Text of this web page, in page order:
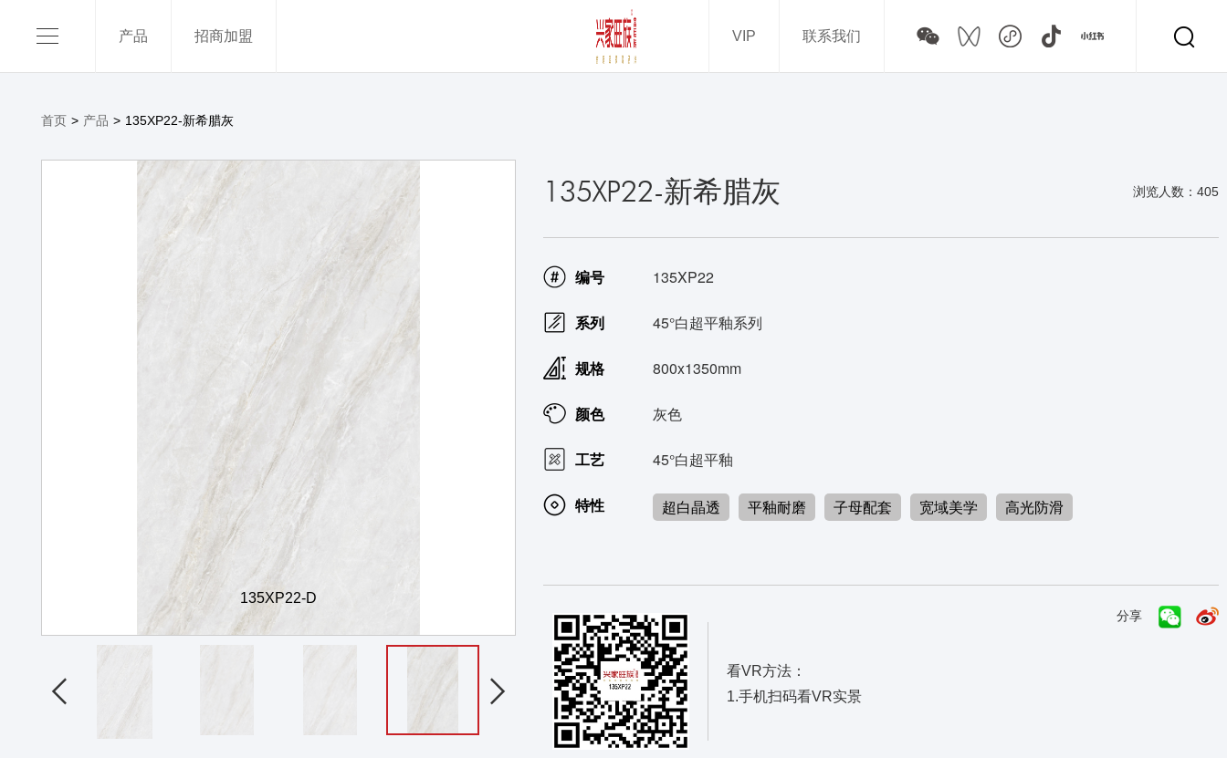
关于我们
产品 招商加盟 VIP 联系我们
首页 > 产品 > 135XP22-新希腊灰
135XP22-A
 
135XP22-新希腊灰 浏览人数：405
编号 135XP22
系列 45°白超平釉系列
规格 800x1350mm
颜色 灰色
工艺 45°白超平釉
特性 超白晶透 平釉耐磨 子母配套 宽域美学 高光防滑
看VR方法：
1.手机扫码看VR实景
分享